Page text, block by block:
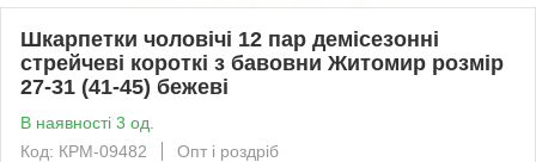
Шкарпетки чоловічі 12 пар демісезонні
стрейчеві короткі з бавовни Житомир розмір
27-31 (41-45) бежеві
В наявності 3 од.
Код: КРМ-09482
Опт і роздріб